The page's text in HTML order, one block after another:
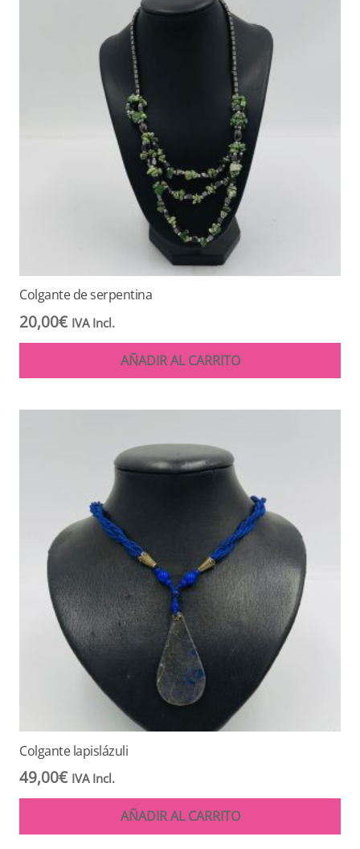
Colgante de serpentina
20,00€ IVA Incl.
AÑADIR AL CARRITO
Colgante lapislázuli
49,00€ IVA Incl.
AÑADIR AL CARRITO